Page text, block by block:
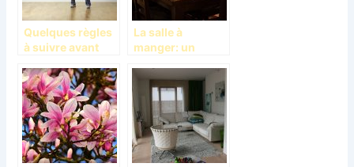
Quelques règles
à suivre avant
Conseils et
astuces
La salle à
manger: un
prise de repas en
toute aisance